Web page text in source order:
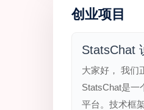
创业项目
StatsChat
大家好， 我们
StatsChat是一
平台。技术框